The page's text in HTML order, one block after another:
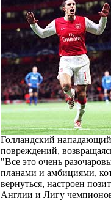
Голландский нападающий
повреждений,
"Все это очень
планами и амбициями,
вернуться, настроен
Англии и Лигу